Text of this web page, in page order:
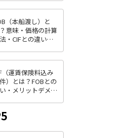
（本船渡し）と
意味・価格の計算
・CIFとの違いを
（運賃保険料込み
）とは？FOBとの
・メリットデメリ